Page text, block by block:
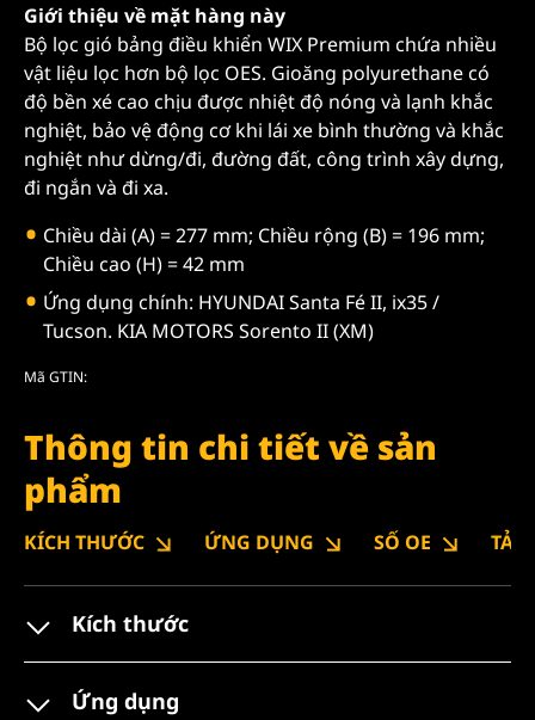
Giới thiệu về mặt hàng này
Bộ lọc gió bảng điều khiển WIX Premium chứa nhiều
vật liệu lọc hơn bộ lọc OES. Gioăng polyurethane có
độ bền xé cao chịu được nhiệt độ nóng và lạnh khắc
nghiệt, bảo vệ động cơ khi lái xe bình thường và khắc
nghiệt như dừng/đi, đường đất, công trình xây dựng,
đi ngắn và đi xa.
Chiều dài (A) = 277 mm; Chiều rộng (B) = 196 mm;
Chiều cao (H) = 42 mm
Ứng dụng chính: HYUNDAI Santa Fé II, ix35 /
Tucson. KIA MOTORS Sorento II (XM)
Mã GTIN:
Thông tin chi tiết về sản
phẩm
KÍCH THƯỚC ỨNG DỤNG SỐ OE TẢI
Kích thước
Ứng dụng